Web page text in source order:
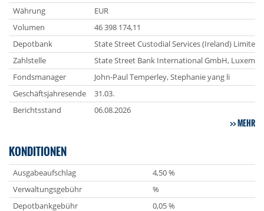
Währung
EUR
Volumen
46 398 174,11
Depotbank
State Street Custodial Services (Ireland) Limited
Zahlstelle
State Street Bank International GmbH,
Fondsmanager
John-Paul Temperley, Stephanie yang li
Geschäftsjahresende
31.03.
Berichtsstand
06.08.2026
MEHR
KONDITIONEN
Ausgabeaufschlag
4,50 %
Verwaltungsgebühr
%
Depotbankgebühr
0,05 %